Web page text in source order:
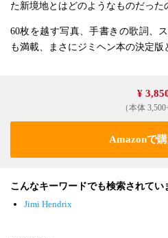
た新境地とはどのようなものだった
60枚を越す写真、手書きの歌詞、
も満載、まさにジミヘン本の決定版
¥
（本体
Amazonで
こんなキーワードでも検索されてい
Jimi Hendrix